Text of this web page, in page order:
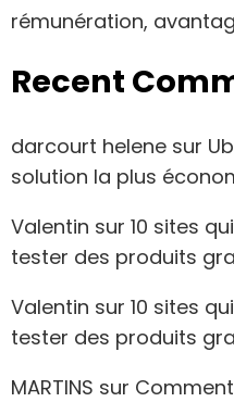
rémunération,
Recent
darcourt helene sur
solution la plus
Valentin sur 10 sites
tester des produits
Valentin sur 10 sites
tester des produits
MARTINS sur